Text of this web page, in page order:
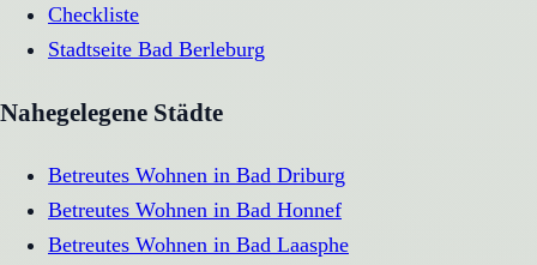
Checkliste
Stadtseite Bad Berleburg
Nahegelegene Städte
Betreutes Wohnen in Bad Driburg
Betreutes Wohnen in Bad Honnef
Betreutes Wohnen in Bad Laasphe